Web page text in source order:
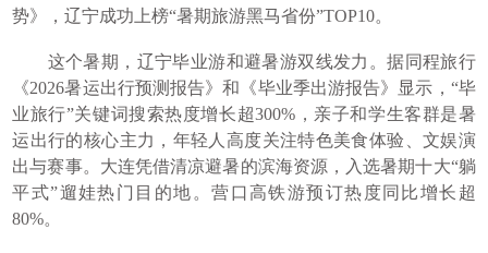
势》，辽宁成功上榜“暑期旅游黑马省份”TOP10。
这个暑期，辽宁毕业游和避暑游双线发力。据同程旅行
《2026暑运出行预测报告》和《毕业季出游报告》显示，“毕
业旅行”关键词搜索热度增长超300%，亲子和学生客群是暑
运出行的核心主力，年轻人高度关注特色美食体验、文娱演
出与赛事。大连凭借清凉避暑的滨海资源，入选暑期十大“躺
平式”遛娃热门目的地。营口高铁游预订热度同比增长超
80%。